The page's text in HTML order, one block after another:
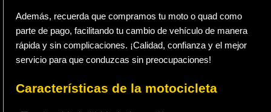
Además, recuerda que compramos tu moto o quad como
parte de pago, facilitando tu cambio de vehículo de manera
rápida y sin complicaciones. ¡Calidad, confianza y el mejor
servicio para que conduzcas sin preocupaciones!
Características de la motocicleta